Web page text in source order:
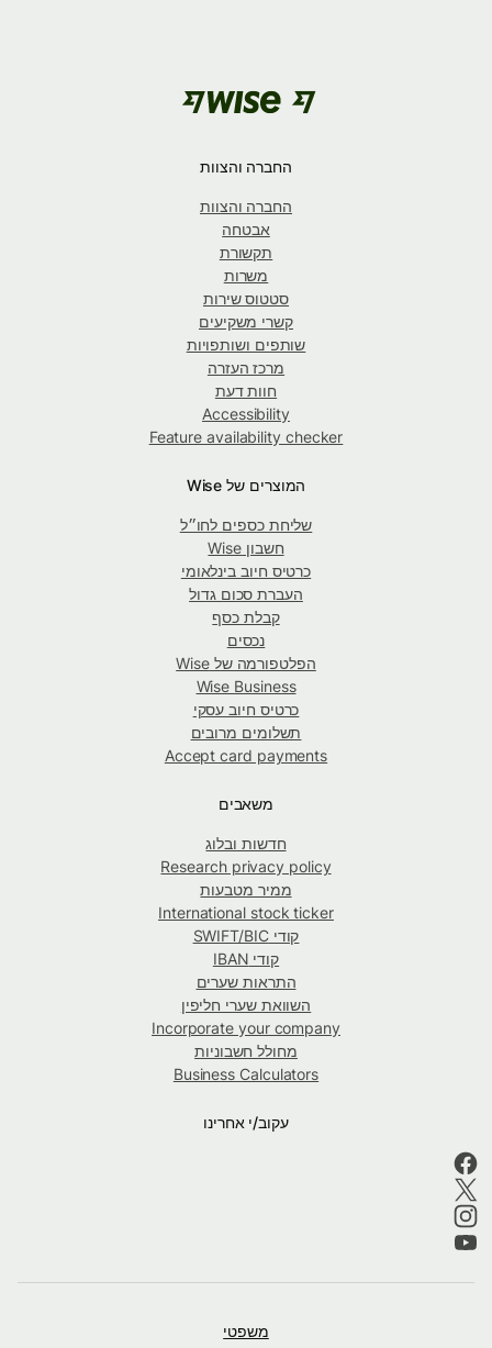
החברה והצוות
החברה והצוות
אבטחה
תקשורת
משרות
סטטוס שירות
קשרי משקיעים
שותפים ושותפויות
מרכז העזרה
חוות דעת
Accessibility
Feature availability checker
המוצרים של Wise
שליחת כספים לחו״ל
חשבון Wise
כרטיס חיוב בינלאומי
העברת סכום גדול
קבלת כסף
נכסים
הפלטפורמה של Wise
Wise Business
כרטיס חיוב עסקי
תשלומים מרובים
Accept card payments
משאבים
חדשות ובלוג
Research privacy policy
ממיר מטבעות
International stock ticker
קודי SWIFT/BIC
קודי IBAN
התראות שערים
השוואת שערי חליפין
Incorporate your company
מחולל חשבוניות
Business Calculators
עקוב/י אחרינו
משפטי